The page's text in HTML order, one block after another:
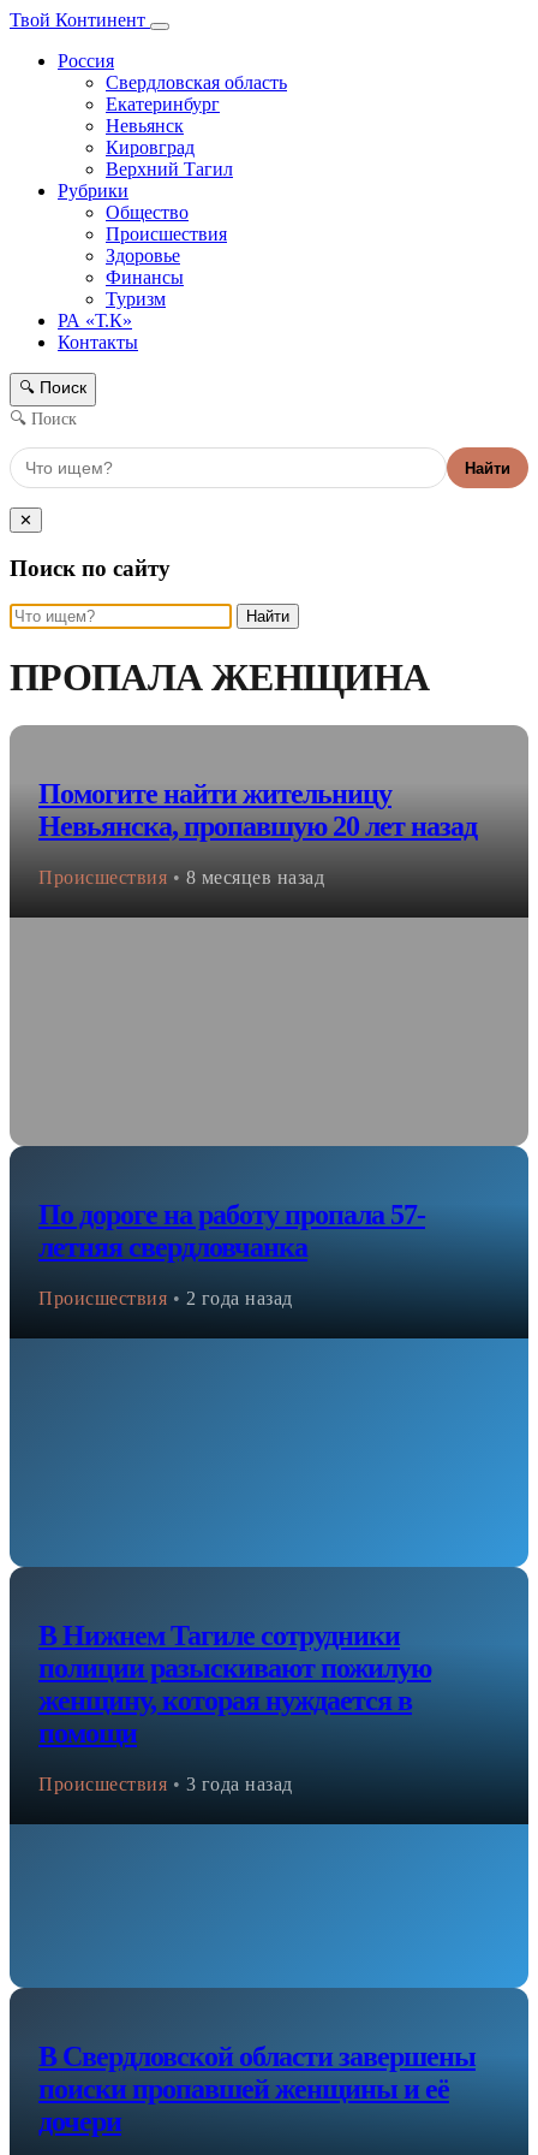
Твой Континент
Россия
Свердловская область
Екатеринбург
Невьянск
Кировград
Верхний Тагил
Рубрики
Общество
Происшествия
Здоровье
Финансы
Туризм
РА «Т.К»
Контакты
🔍 Поиск
🔍 Поиск
Найти
✕
Поиск по сайту
Найти
ПРОПАЛА ЖЕНЩИНА
Помогите найти жительницу
Невьянска, пропавшую 20 лет назад
Происшествия • 8 месяцев назад
По дороге на работу пропала 57-
летняя свердловчанка
Происшествия • 2 года назад
В Нижнем Тагиле сотрудники
полиции разыскивают пожилую
женщину, которая нуждается в
помощи
Происшествия • 3 года назад
В Свердловской области завершены
поиски пропавшей женщины и её
дочери